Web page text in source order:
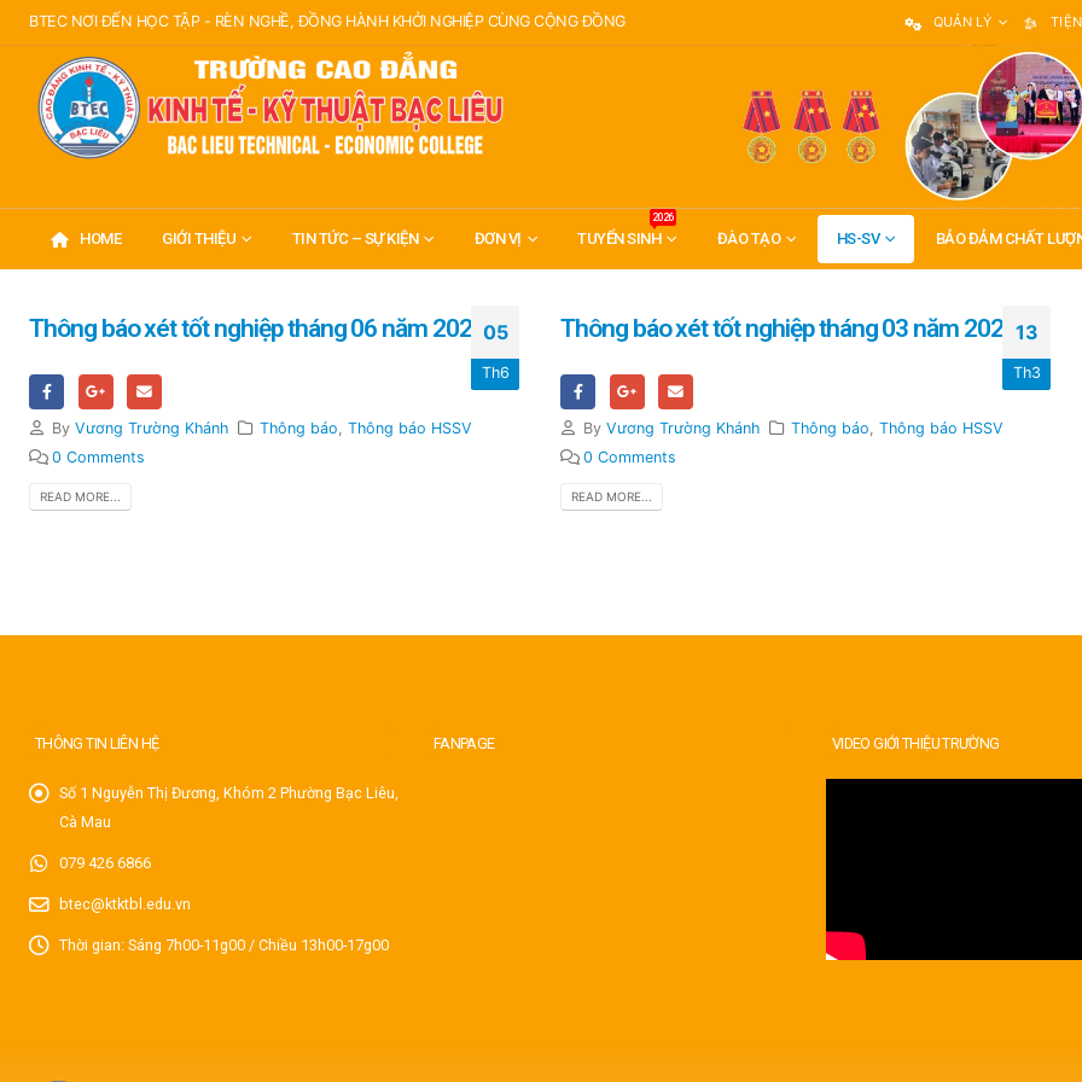
BTEC NƠI ĐẾN HỌC TẬP - RÈN NGHỀ, ĐỒNG HÀNH KHỞI NGHIỆP CÙNG CỘNG ĐỒNG QUẢN LÝ
HOME GIỚI THIỆU TIN TỨC – SỰ KIỆN ĐƠN VỊ TUYỂN SINH
2026
ĐÀO TẠO HS-SV BẢO ĐẢM CHẤT
05
Th6
Thông báo xét tốt nghiệp tháng 06 năm 2025
By Vương Trường Khánh Thông báo ,Thông báo HSSV
0 Comments
READ MORE...
13
Th3
Thông báo xét tốt nghiệp tháng 03 năm 2025
By Vương Trường Khánh Thông báo ,Thông báo HSSV
0 Comments
READ MORE...
THÔNG TIN LIÊN HỆ
Số 1 Nguyễn Thị Đương, Khóm 2 Phường Bạc Liêu,
Cà Mau
079 426 6866
btec@ktktbl.edu.vn
Thời gian: Sáng 7h00-11g00 / Chiều 13h00-17g00
FANPAGE VIDEO GIỚI THIỆU TRƯỜNG